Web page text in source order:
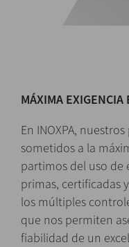
MÁXIMA EXIGENCIA
En INOXPA,
sometidos a la
partimos del uso de
primas, certificadas
los múltiples
que nos permiten
fiabilidad de un